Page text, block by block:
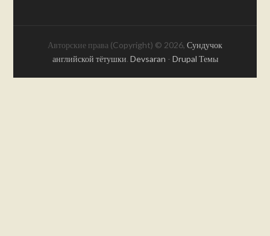
Авторские права (Copyright) © 2026, Сундучок
английской тётушки. Devsaran - Drupal Темы